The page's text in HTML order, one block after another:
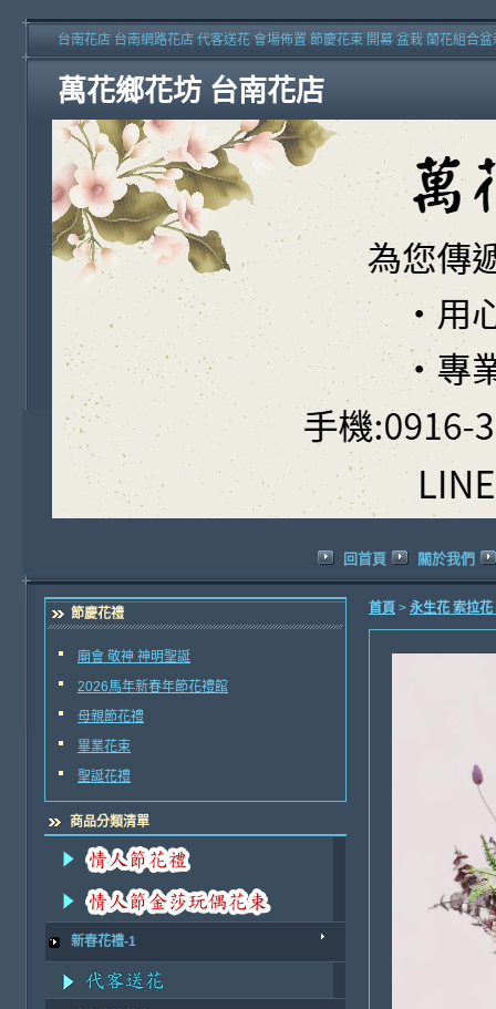
萬花鄉花坊 台南花店
台南花店 台南網路花店 代客送花 會場佈置 節慶花束 開幕 盆栽 蘭花組合
回首頁 關於我們
節慶花禮
廟會 敬神 神明聖誕
2026馬年新春年節花禮館
母親節花禮
畢業花束
聖誕花禮
商品分類清單
新春花禮-1
首頁 > 永生花 索拉